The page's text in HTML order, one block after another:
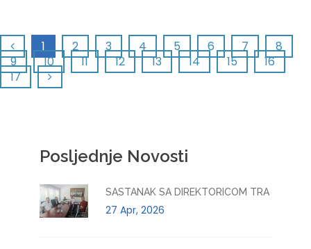
1 2 3 4 5 6 7
8
9
10 11 12 13 14 15
16
17
Posljednje Novosti
SASTANAK SA DIREKTORICOM TRA
27 Apr, 2026